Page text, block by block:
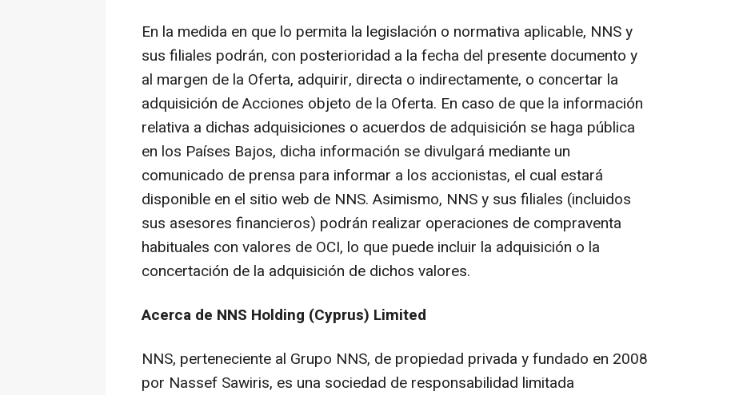
En la medida en que lo permita la legislación o normativa aplicable, NNS y
sus filiales podrán, con posterioridad a la fecha del presente documento y
al margen de la Oferta, adquirir, directa o indirectamente, o concertar la
adquisición de Acciones objeto de la Oferta. En caso de que la información
relativa a dichas adquisiciones o acuerdos de adquisición se haga pública
en los Países Bajos, dicha información se divulgará mediante un
comunicado de prensa para informar a los accionistas, el cual estará
disponible en el sitio web de NNS. Asimismo, NNS y sus filiales (incluidos
sus asesores financieros) podrán realizar operaciones de compraventa
habituales con valores de OCI, lo que puede incluir la adquisición o la
concertación de la adquisición de dichos valores.
Acerca de NNS Holding (Cyprus) Limited
NNS, perteneciente al Grupo NNS, de propiedad privada y fundado en 2008
por Nassef Sawiris, es una sociedad de responsabilidad limitada